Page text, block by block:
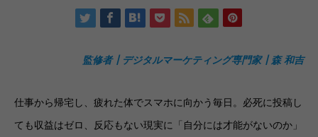
監修者┃デジタルマーケティング専門家┃森 和吉
仕事から帰宅し、疲れた体でスマホに向かう毎日。必死に投稿し
ても収益はゼロ、反応もない現実に「自分には才能がないのか」